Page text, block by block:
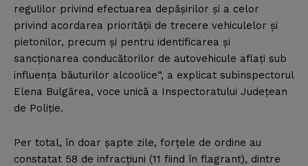
regulilor privind efectuarea depăşirilor şi a celor
privind acordarea priorităţii de trecere vehiculelor şi
pietonilor, precum şi pentru identificarea şi
sancţionarea conducătorilor de autovehicule aflaţi sub
influenţa băuturilor alcoolice“, a explicat subinspectorul
Elena Bulgărea, voce unică a Inspectoratului Judeţean
de Poliţie.
Per total, în doar şapte zile, forţele de ordine au
constatat 58 de infracţiuni (11 fiind în flagrant), dintre